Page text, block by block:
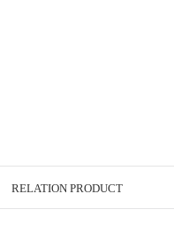
RELATION PRODUCT